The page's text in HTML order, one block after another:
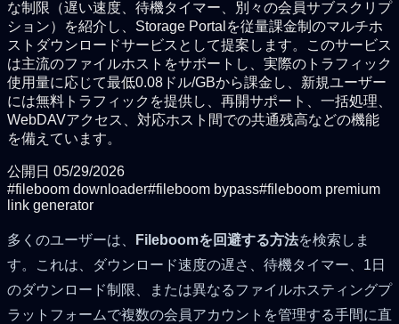
な制限（遅い速度、待機タイマー、別々の会員サブスクリプ
ション）を紹介し、Storage Portalを従量課金制のマルチホ
ストダウンロードサービスとして提案します。このサービス
は主流のファイルホストをサポートし、実際のトラフィック
使用量に応じて最低0.08ドル/GBから課金し、新規ユーザー
には無料トラフィックを提供し、再開サポート、一括処理、
WebDAVアクセス、対応ホスト間での共通残高などの機能
を備えています。
公開日 05/29/2026
#fileboom downloader#fileboom bypass#fileboom premium
link generator
多くのユーザーは、 Fileboomを回避する方法を検索しま
す。これは、ダウンロード速度の遅さ、待機タイマー、1日
のダウンロード制限、または異なるファイルホスティングプ
ラットフォームで複数の会員アカウントを管理する手間に直